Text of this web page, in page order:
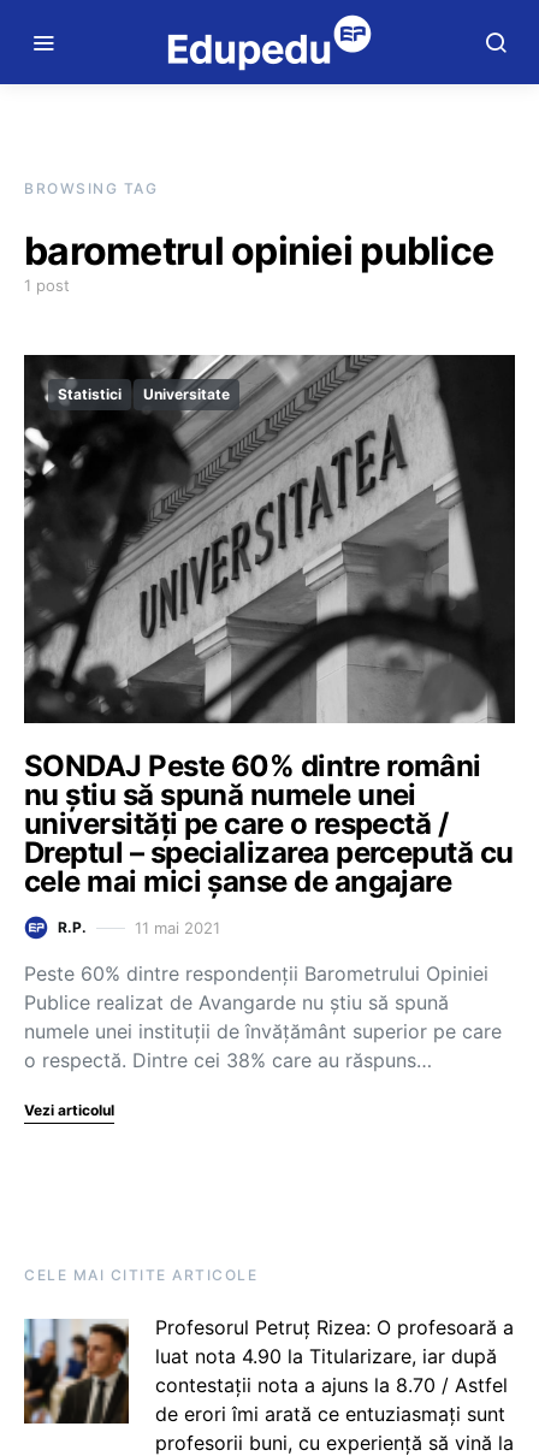
BROWSING TAG
barometrul opiniei publice
1 post
Statistici Universitate
SONDAJ Peste 60% dintre români
nu știu să spună numele unei
universități pe care o respectă /
Dreptul – specializarea percepută cu
cele mai mici șanse de angajare
R.P. 11 mai 2021
Peste 60% dintre respondenții Barometrului Opiniei
Publice realizat de Avangarde nu știu să spună
numele unei instituții de învățământ superior pe care
o respectă. Dintre cei 38% care au răspuns…
Vezi articolul
CELE MAI CITITE ARTICOLE
Profesorul Petruț Rizea: O profesoară a
luat nota 4.90 la Titularizare, iar după
contestații nota a ajuns la 8.70 / Astfel
de erori îmi arată ce entuziasmați sunt
profesorii buni, cu experiență să vină la